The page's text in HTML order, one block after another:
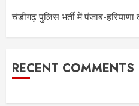
चंडीगढ़ पुलिस भर्ती में पंजाब-
RECENT COMMENTS